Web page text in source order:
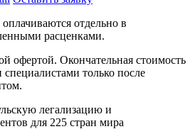
отдельно в
расценками.
офертой. Окончательная стоимость
только после
легализацию и
для 225 стран мира